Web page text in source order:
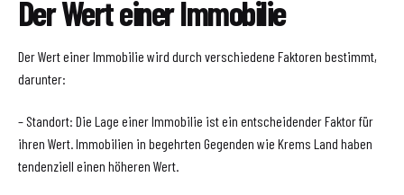
Der Wert einer Immobilie
Der Wert einer Immobilie wird durch verschiedene Faktoren bestimmt,
darunter:
– Standort: Die Lage einer Immobilie ist ein entscheidender Faktor für
ihren Wert. Immobilien in begehrten Gegenden wie Krems Land haben
tendenziell einen höheren Wert.